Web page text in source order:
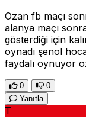
Ozan fb maçı
alanya maçı
gösterdiği için
oynadı şenol
faydalı oynuyor
0
0
Yanıtla
T